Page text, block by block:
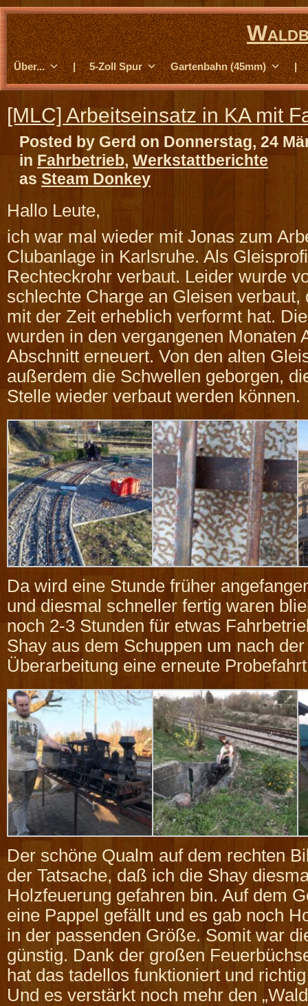
Über... | 5-Zoll Spur Gartenbahn (45mm) |
[MLC] Arbeitseinsatz in KA mit
Posted by Gerd on Donnerstag, 24
in Fahrbetrieb, Werkstattberichte
as Steam Donkey
Hallo Leute,
ich war mal wieder mit Jonas zum
Clubanlage in Karlsruhe. Als
Rechteckrohr verbaut. Leider wurde
schlechte Charge an Gleisen verbaut,
mit der Zeit erheblich verformt hat.
wurden in den vergangenen Monaten
Abschnitt erneuert. Von den alten
außerdem die Schwellen geborgen,
Stelle wieder verbaut werden können.
Da wird eine Stunde früher
und diesmal schneller fertig waren
noch 2-3 Stunden für etwas
Shay aus dem Schuppen um nach
Überarbeitung eine erneute
Der schöne Qualm auf dem rechten
der Tatsache, daß ich die Shay
Holzfeuerung gefahren bin. Auf dem
eine Pappel gefällt und es gab noch
in der passenden Größe. Somit war
günstig. Dank der großen
hat das tadellos funktioniert und
Und es verstärkt noch mehr den